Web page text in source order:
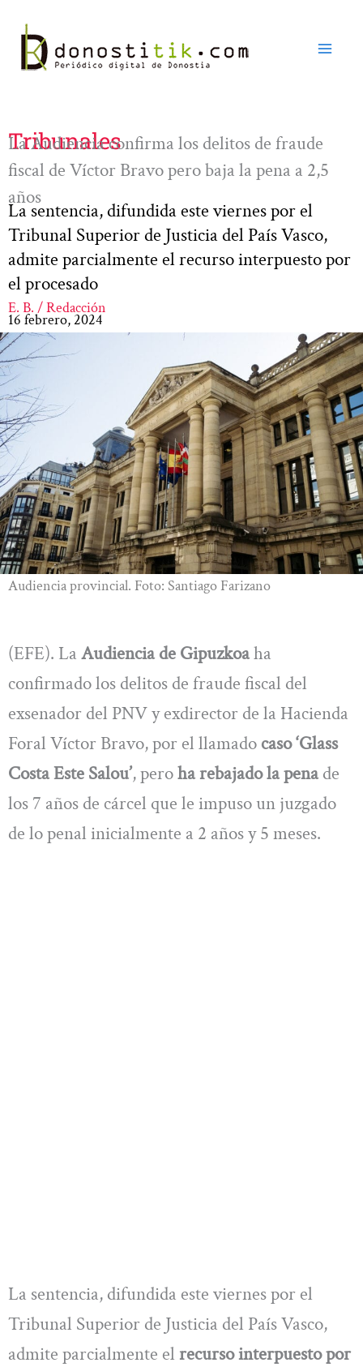
contenido
Tribunales
La Audiencia confirma los delitos de fraude
fiscal de Víctor Bravo pero baja la pena a 2,5
años
La sentencia, difundida este viernes por el
Tribunal Superior de Justicia del País Vasco,
admite parcialmente el recurso interpuesto por
el procesado
E. B. / Redacción
16 febrero, 2024
Audiencia provincial. Foto: Santiago Farizano
(EFE). La Audiencia de Gipuzkoaha
confirmado los delitos de fraude fiscal del
exsenador del PNV y exdirector de la Hacienda
Foral Víctor Bravo, por el llamado caso ‘Glass
Costa Este Salou’, peroha rebajado la penade
los 7 años de cárcel que le impuso un juzgado
de lo penal inicialmente a 2 años y 5 meses.
La sentencia, difundida este viernes por el
Tribunal Superior de Justicia del País Vasco,
admite parcialmente el recurso interpuesto por